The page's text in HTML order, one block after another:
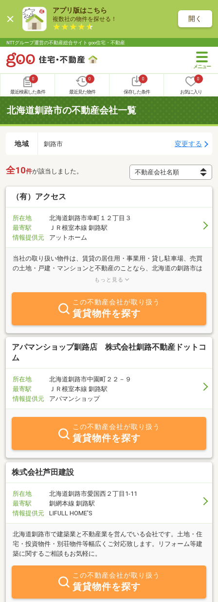
アプリ版はこちら
複数社の物件を探せる！ 開く
NTTグループ運営の不動産総合サイト goo住宅・不動産
0
最近検索した条件
0
最近見た物件
0
保存した条件
0
お気に入り
北海道釧路市の不動産会社一覧
地域 釧路市 変更する
全10件が該当しました。
（有）アクセス
所在地
北海道釧路市幸町１２丁目３
最寄駅
ＪＲ根室本線 釧路駅
情報提供元
アットホーム
当社の取り扱い物件は、賃貸の居住用・事業用・貸し駐車場、売買
の土地・戸建・マンションと不動産のことなら、北海道の釧路市は
もちろん、道東管内まで幅広く対応しておりますので、電話・メー
りますので、是非一度ご来店お待ちしております！
もっと見る
この不動産会社が取り扱う
賃貸物件を探す
アパマンショップ釧路店 株式会社釧路不動産ドットコ
ム
所在地
北海道釧路市中園町２２－９
最寄駅
ＪＲ根室本線 釧路駅
情報提供元
アパマンショップ
この不動産会社が取り扱う
賃貸物件を探す
株式会社芦田建設
所在地
北海道釧路市愛国西２丁目1-11
最寄駅
釧網本線 釧路駅
情報提供元
LIFULL HOME'S
北海道釧路市で建築業と不動産業を営んでいる会社です。土地・住
宅・投資物件・別荘物件等幅広くご対応致します。リフォーム等建
築に関するご相談もお気軽に。
この不動産会社が取り扱う
賃貸物件を探す